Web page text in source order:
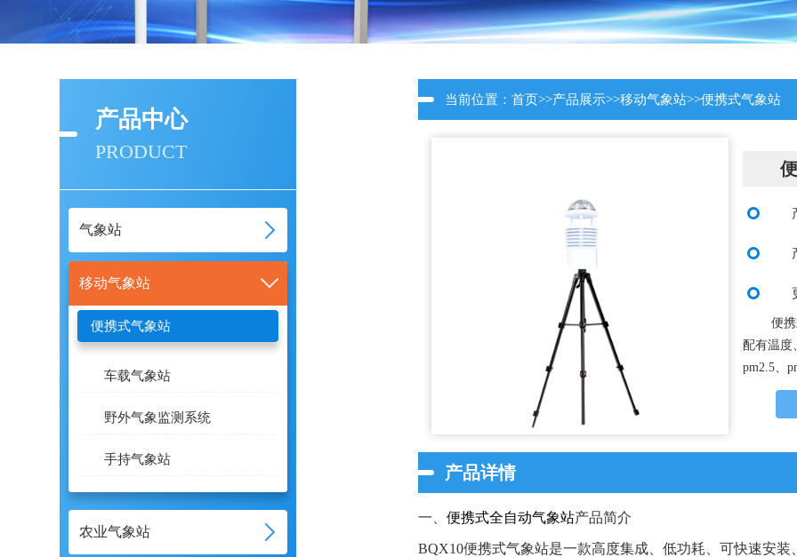
产品中心
PRODUCT
气象站
移动气象站
便携式气象站
车载气象站
野外气象监测系统
手持气象站
农业气象站
当前位置：首页>>产品展示>>移动气象站>>便携式气象站
便
配有温度
pm2.5、
产品详情
一、便携式全自动气象站产品简介
BQX10便携式气象站是一款高度集成、低功耗、可快速安